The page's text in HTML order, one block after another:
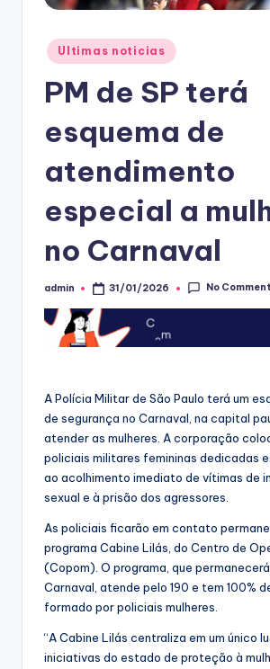
Posted
in
Ultimas noticias
PM de SP terá
esquema de
atendimento
especial a
no Carnaval
Posted
admin 31/01/2026 No
A Polícia Militar de São Paulo terá um
de segurança no Carnaval, na capital
atender as mulheres. A corporação
policiais militares femininas dedicadas
ao acolhimento imediato de vítimas de
sexual e à prisão dos agressores.
As policiais ficarão em contato
programa Cabine Lilás, do Centro de
(Copom). O programa, que
Carnaval, atende pelo 190 e tem 100%
formado por policiais mulheres.
“A Cabine Lilás centraliza em um único
iniciativas do estado de proteção à